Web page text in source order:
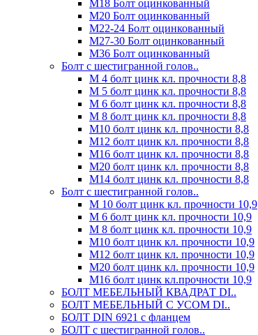
М18 Болт оцинкованный
М20 Болт оцинкованный
М22-24 Болт оцинкованный
М27-30 Болт оцинкованный
М36 Болт оцинкованный
Болт с шестигранной голов..
М 4 болт цинк кл. прочности 8,8
М 5 болт цинк кл. прочности 8,8
М 6 болт цинк кл. прочности 8,8
М 8 болт цинк кл. прочности 8,8
М10 болт цинк кл. прочности 8,8
М12 болт цинк кл. прочности 8,8
М16 болт цинк кл. прочности 8,8
М20 болт цинк кл. прочности 8,8
М14 болт цинк кл. прочности 8,8
Болт с шестигранной голов..
М 10 болт цинк кл. прочности 10,9
М 6 болт цинк кл. прочности 10,9
М 8 болт цинк кл. прочности 10,9
М10 болт цинк кл. прочности 10,9
М12 болт цинк кл. прочности 10,9
М20 болт цинк кл. прочности 10,9
М16 болт цинк кл.прочности 10,9
БОЛТ МЕБЕЛЬНЫЙ КВАДРАТ DI..
БОЛТ МЕБЕЛЬНЫЙ С УСОМ DI..
БОЛТ DIN 6921 c фланцем
БОЛТ с шестигранной голов..